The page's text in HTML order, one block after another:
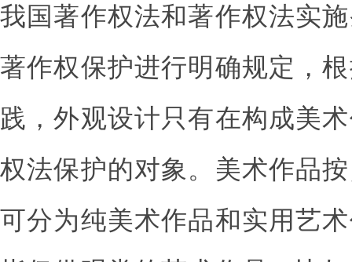
我国著作权法和著作权法实
著作权保护进行明确规定，
践，外观设计只有在构成美
权法保护的对象。美术作品
可分为纯美术作品和实用艺